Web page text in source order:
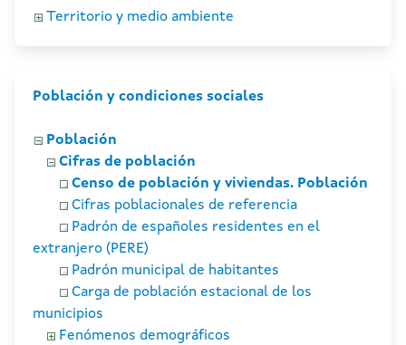
Territorio y medio ambiente
Población y condiciones sociales
Población
Cifras de población
Censo de población y viviendas. Población
Cifras poblacionales de referencia
Padrón de españoles residentes en el
extranjero (PERE)
Padrón municipal de habitantes
Carga de población estacional de los
municipios
Fenómenos demográficos